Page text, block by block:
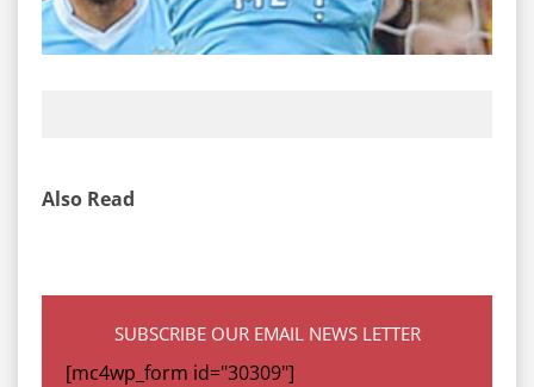
Also Read
SUBSCRIBE OUR EMAIL NEWS LETTER
[mc4wp_form id="30309"]